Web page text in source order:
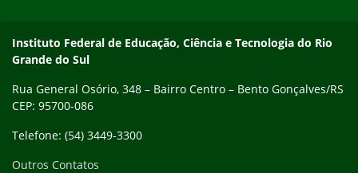
Contato
Instituto Federal de Educação, Ciência e Tecnologia do Rio
Grande do Sul
Rua General Osório, 348 – Bairro Centro – Bento Gonçalves/RS
CEP: 95700-086
Telefone: (54) 3449-3300
Outros Contatos